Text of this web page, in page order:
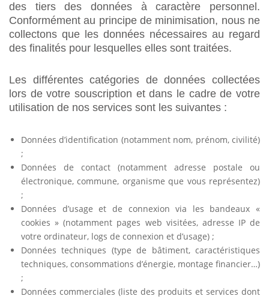
des tiers des données à caractère personnel.
Conformément au principe de minimisation, nous ne
collectons que les données nécessaires au regard
des finalités pour lesquelles elles sont traitées.
Les différentes catégories de données collectées
lors de votre souscription et dans le cadre de votre
utilisation de nos services sont les suivantes :
Données d’identification (notamment nom, prénom, civilité)
;
Données de contact (notamment adresse postale ou
électronique, commune, organisme que vous représentez)
;
Données d’usage et de connexion via les bandeaux «
cookies » (notamment pages web visitées, adresse IP de
votre ordinateur, logs de connexion et d’usage) ;
Données techniques (type de bâtiment, caractéristiques
techniques, consommations d’énergie, montage financier…)
;
Données commerciales (liste des produits et services dont